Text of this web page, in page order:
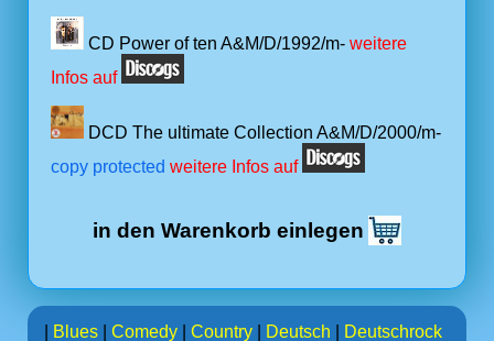
CD Power of ten A&M/D/1992/m- weitere
Infos auf
DCD The ultimate Collection A&M/D/2000/m-
copy protected weitere Infos auf
in den Warenkorb einlegen
Blues Comedy Country Deutsch Deutschrock